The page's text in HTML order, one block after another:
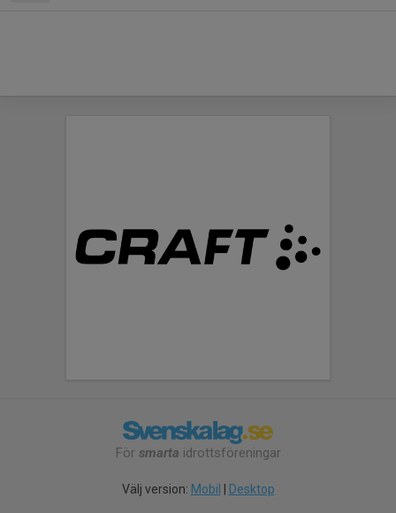
För smarta idrottsföreningar
Välj version: Mobil | Desktop